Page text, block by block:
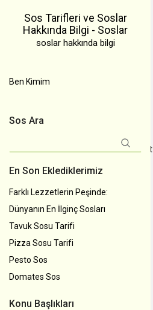
Sos Tarifleri ve Soslar
Hakkında Bilgi - Soslar
soslar hakkında bilgi
Ben Kimim
Sos Ara
En Son Eklediklerimiz
Farklı Lezzetlerin Peşinde:
Dünyanın En İlginç Sosları
Tavuk Sosu Tarifi
Pizza Sosu Tarifi
Pesto Sos
Domates Sos
Konu Başlıkları
İstanbul Asfalt